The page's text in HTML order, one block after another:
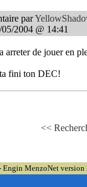
par
2004 @ 14:41
arreter de jouer en
fini ton DEC!
<<
Engin MenzoNet